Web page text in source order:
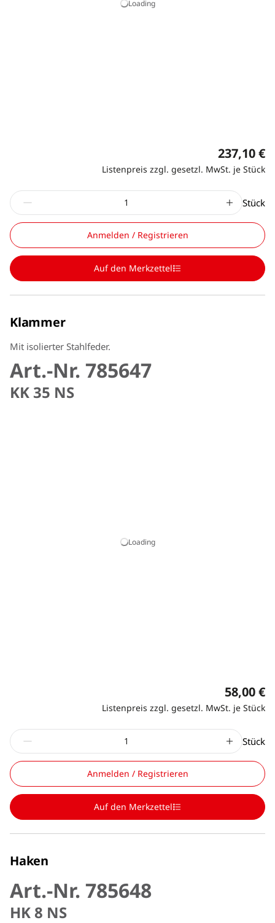
Loading
237,10 €
Listenpreis zzgl. gesetzl. MwSt. je Stück
Stück
Anmelden / Registrieren
Auf den Merkzettel
Klammer
Mit isolierter Stahlfeder.
Art.-Nr. 785647
KK 35 NS
Loading
58,00 €
Listenpreis zzgl. gesetzl. MwSt. je Stück
Stück
Anmelden / Registrieren
Auf den Merkzettel
Haken
Art.-Nr. 785648
HK 8 NS